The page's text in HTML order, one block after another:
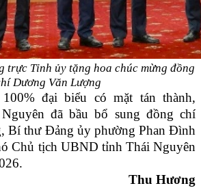
trực Tỉnh ủy tặng hoa chúc mừng đồng
Dương Văn Lượng
đại biểu có mặt tán thành,
đã bầu bổ sung đồng chí
Bí thư Đảng ủy phường Phan Đình
Chủ tịch UBND tỉnh Thái Nguyên
Thu Hương